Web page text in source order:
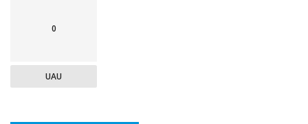
0
UAU